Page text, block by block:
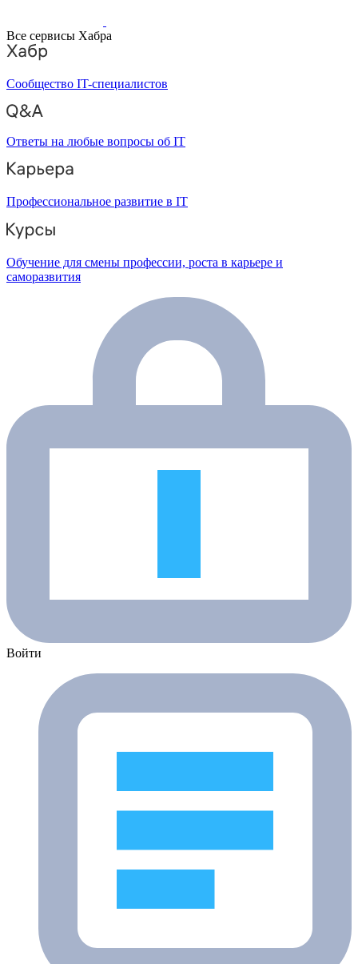
Все сервисы Хабра
Сообщество IT-специалистов
Ответы на любые вопросы об IT
Профессиональное развитие в IT
Обучение для смены профессии, роста в карьере и
саморазвития
Войти